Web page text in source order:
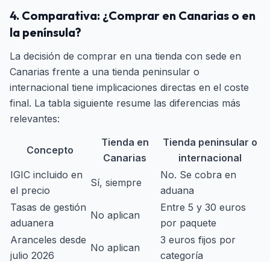
4. Comparativa: ¿Comprar en Canarias o en
la península?
La decisión de comprar en una tienda con sede en
Canarias frente a una tienda peninsular o
internacional tiene implicaciones directas en el coste
final. La tabla siguiente resume las diferencias más
relevantes:
Concepto
Tienda en
Canarias
Tienda peninsular o
internacional
IGIC incluido en
el precio
Sí, siempre
No. Se cobra en
aduana
Tasas de gestión
aduanera
No aplican
Entre 5 y 30 euros
por paquete
Aranceles desde
julio 2026
No aplican
3 euros fijos por
categoría